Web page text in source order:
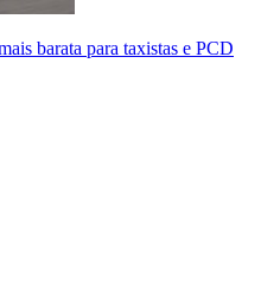
barata para taxistas e PCD